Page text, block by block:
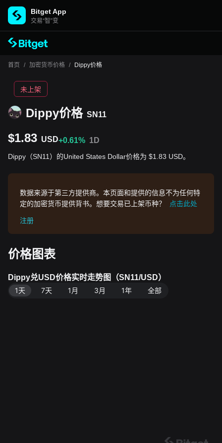
Bitget App
交易“智”变
首页 / 加密货币价格 / Dippy价格
Dippy价格 SN11
未上架
$1.83 USD+0.61% 1D
Dippy（SN11）的United States Dollar价格为 $1.83 USD。
数据来源于第三方提供商。本页面和提供的信息不为任何特
定的加密货币提供背书。想要交易已上架币种？
点击此处
注册
价格图表
Dippy兑USD价格实时走势图（SN11/USD）
1天
7天 1月 3月 1年 全部